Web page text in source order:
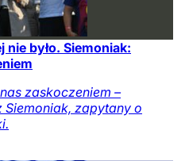
było. Siemoniak:
zaskoczeniem –
Siemoniak, zapytany o